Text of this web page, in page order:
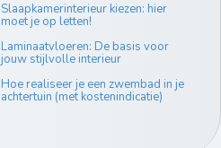
Slaapkamerinterieur kiezen: hier
moet je op letten!
Laminaatvloeren: De basis voor
jouw stijlvolle interieur
Hoe realiseer je een zwembad in je
achtertuin (met kostenindicatie)